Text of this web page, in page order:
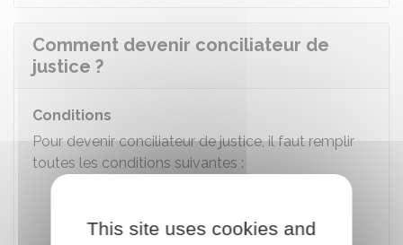
Comment devenir conciliateur de
justice ?
Conditions
Pour devenir conciliateur de justice, il faut remplir
toutes les conditions suivantes :
Jouir de ses droits civiques et politiques
This site uses cookies and